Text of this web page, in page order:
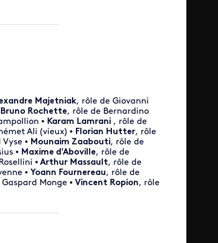
Majetniak, rôle de Giovanni
Bruno Rochette, rôle de Bernardino
• Karam Lamrani, rôle de
Ali (vieux) • Florian Hutter, rôle
Vyse • Mounaim Zaabouti, rôle de
• Maxime d'Aboville, rôle de
•Arthur Massault, rôle de
• Yoann Fournereau, rôle de
Monge • Vincent Ropion, rôle